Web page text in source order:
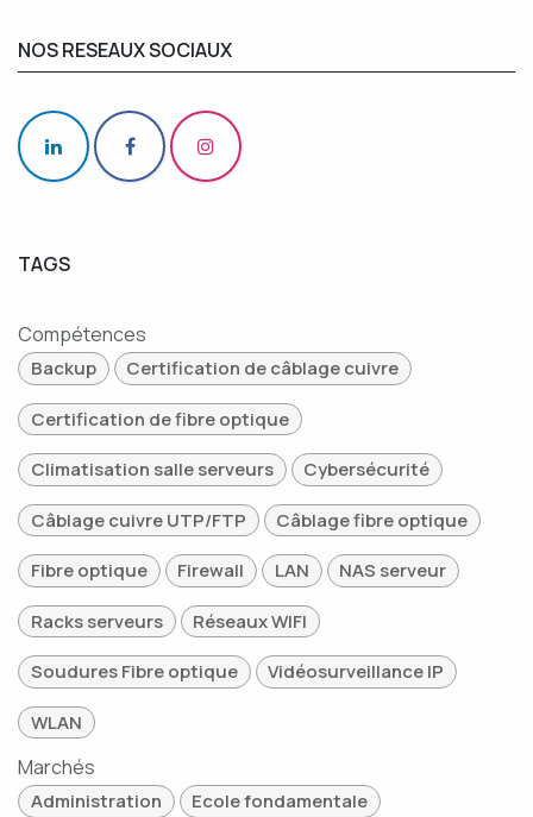
NOS RESEAUX SOCIAUX
TAGS
Compétences
Backup Certification de câblage cuivre
Certification de fibre optique
Climatisation salle serveurs Cybersécurité
Câblage cuivre UTP/FTP Câblage fibre optique
Fibre optique Firewall LAN NAS serveur
Racks serveurs Réseaux WIFI
Soudures Fibre optique Vidéosurveillance IP
WLAN
Marchés
Administration Ecole fondamentale